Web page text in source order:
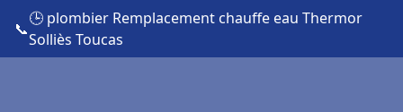
📞
🕒 plombier Remplacement chauffe eau Thermor
Solliès Toucas